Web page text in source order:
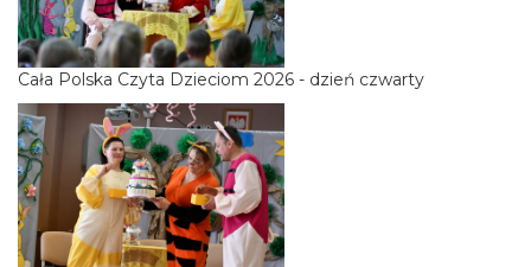
Cała Polska Czyta Dzieciom 2026 - dzień czwarty